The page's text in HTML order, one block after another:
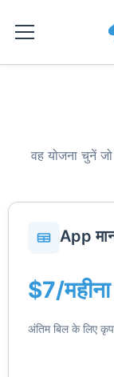
वह योजना चुनें
App
$7/महीना
अंतिम बिल के लिए